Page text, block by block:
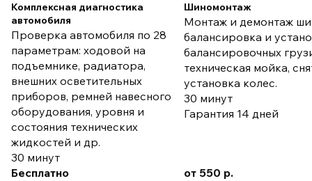
Комплексная диагностика
автомобиля
Проверка автомобиля по 28
параметрам: ходовой на
подъемнике, радиатора,
внешних осветительных
приборов, ремней навесного
оборудования, уровня и
состояния технических
жидкостей и др.
30 минут
Бесплатно
Шиномонтаж
Монтаж и демонтаж
балансировка и
балансировочных
техническая мойка,
установка колес.
30 минут
Гарантия 14 дней
от 550 р.